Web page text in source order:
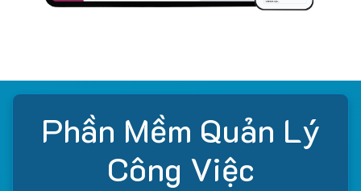
Phần Mềm Quản Lý
Công Việc